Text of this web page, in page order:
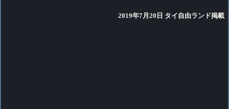
2019年7月20日 タイ自由ランド掲載